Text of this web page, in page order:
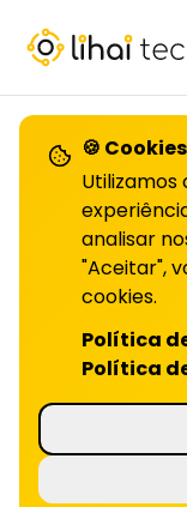
LiHai - Página
VOLTAR PARA
| LIHAI
IA e
🍪 Cookies
Utilizamos
analisar
"Aceitar",
cookies.
Política
Política